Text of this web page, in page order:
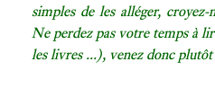
simples de les alléger,
Ne perdez pas votre temps à
les livres ...), venez donc